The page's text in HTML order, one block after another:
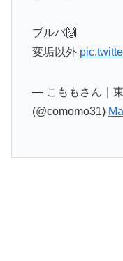
ブルバ🙌
変垢以外
— こももさん｜
(@comomo31)